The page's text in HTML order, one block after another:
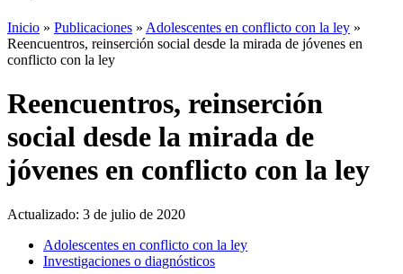
Inicio » Publicaciones » Adolescentes en conflicto con la ley »
Reencuentros, reinserción social desde la mirada de jóvenes en
conflicto con la ley
Reencuentros, reinserción
social desde la mirada de
jóvenes en conflicto con la ley
Actualizado: 3 de julio de 2020
Adolescentes en conflicto con la ley
Investigaciones o diagnósticos